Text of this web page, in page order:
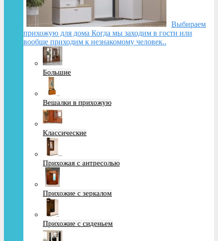
Выбираем
прихожую для дома Когда мы заходим в гости или
вообще приходим к незнакомому человек..
Большие
Вешалки в прихожую
Классические
Прихожая с антресолью
Прихожие с зеркалом
Прихожие с сиденьем